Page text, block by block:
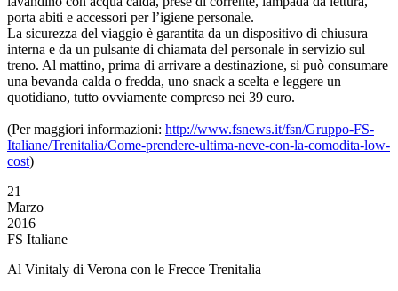
porta abiti e accessori per l’igiene personale.
La sicurezza del viaggio è garantita da un dispositivo di chiusura
interna e da un pulsante di chiamata del personale in servizio sul
treno. Al mattino, prima di arrivare a destinazione, si può consumare
una bevanda calda o fredda, uno snack a scelta e leggere un
quotidiano, tutto ovviamente compreso nei 39 euro.
(Per maggiori informazioni: http://www.fsnews.it/fsn/Gruppo-FS-
Italiane/Trenitalia/Come-prendere-ultima-neve-con-la-comodita-low-
cost)
21
Marzo
2016
FS Italiane
Al Vinitaly di Verona con le Frecce Trenitalia